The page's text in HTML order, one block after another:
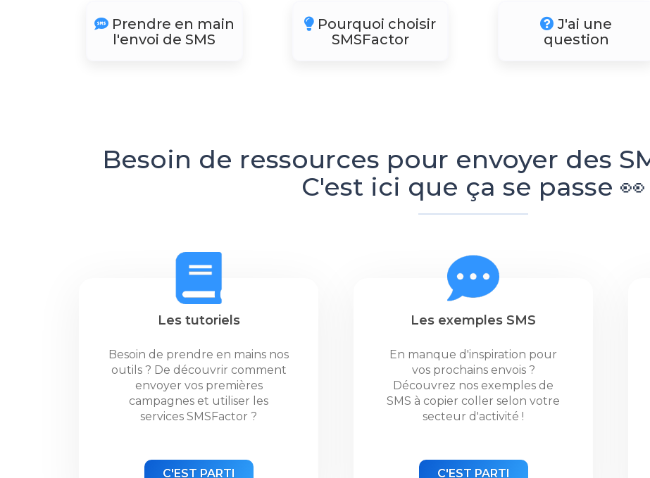
Prendre en main
l'envoi de SMS
Pourquoi choisir
SMSFactor
J'ai une
question
Besoin de ressources pour envoyer des
C'est ici que ça se passe 👀
Les tutoriels
Besoin de prendre en mains nos
outils ? De découvrir comment
envoyer vos premières
campagnes et utiliser les
services SMSFactor ?
C'EST PARTI
Les exemples SMS
En manque d'inspiration pour
vos prochains envois ?
Découvrez nos exemples de
SMS à copier coller selon votre
secteur d'activité !
C'EST PARTI